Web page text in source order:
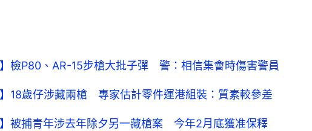
】檢P80、AR-15步槍大批子彈 警：相信集會時傷害警員
】18歲仔涉藏兩槍 專家估計零件運港組裝：質素較參差
】被捕青年涉去年除夕另一藏槍案 今年2月底獲准保釋